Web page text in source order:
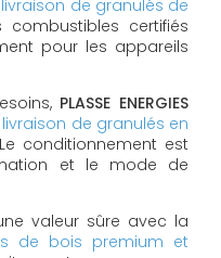
de granulés de
combustibles certifiés
pour les appareils
PLASSE ENERGIES
de granulés en
conditionnement est
et le mode de
valeur sûre avec la
de bois premium et